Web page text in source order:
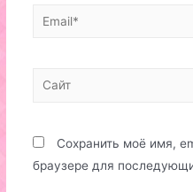
Email*
Сайт
Сохранить моё имя,
браузере для